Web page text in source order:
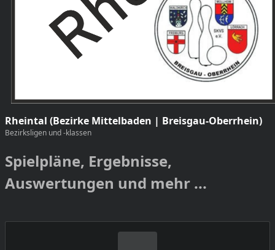
Rheintal (Bezirke Mittelbaden | Breisgau-Oberrhein)
Bezirksligen und -klassen
Spielpläne, Ergebnisse,
Auswertungen und mehr ...